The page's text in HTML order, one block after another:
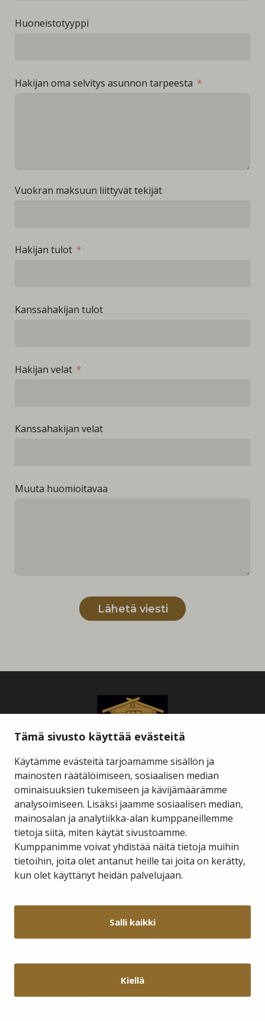
Tämä sivusto käyttää evästeitä
Käytämme evästeitä tarjoamamme sisällön ja
mainosten räätälöimiseen, sosiaalisen median
ominaisuuksien tukemiseen ja kävijämäärämme
analysoimiseen. Lisäksi jaamme sosiaalisen median,
mainosalan ja analytiikka-alan kumppaneillemme
tietoja siitä, miten käytät sivustoamme.
Kumppanimme voivat yhdistää näitä tietoja muihin
tietoihin, joita olet antanut heille tai joita on kerätty,
kun olet käyttänyt heidän palvelujaan.
Salli kaikki
Kiellä
Huoneistotyyppi
Hakijan oma selvitys asunnon tarpeesta
Vuokran maksuun liittyvät tekijät
Hakijan tulot
Kanssahakijan tulot
Hakijan velat
Kanssahakijan velat
Muuta huomioitavaa
Lähetä viesti
Savukosken kunta
Kauppakuja 2 A 1
98800 Savukoski
hallinto@savukoski.fi
Y-tunnus: 0210704-7
Aukioloajat:
Ma-Pe 9-11 12-15